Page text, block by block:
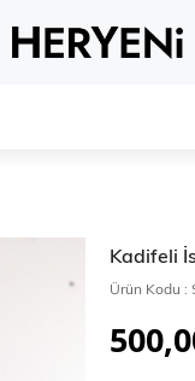
Kadifeli
Ürün Kodu :